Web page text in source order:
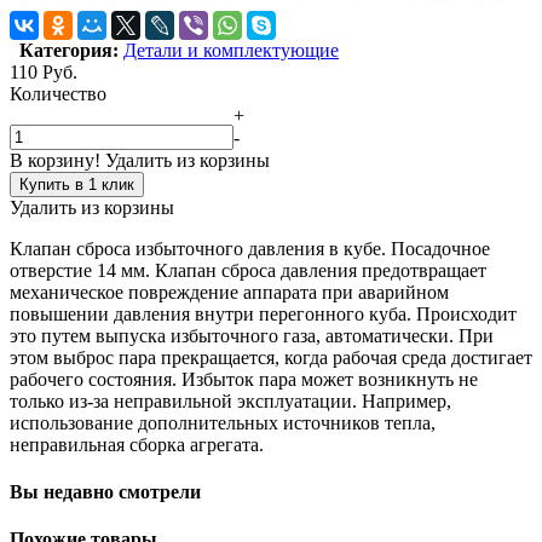
Категория: Детали и комплектующие
110 Руб.
Количество
+
-
В корзину! Удалить из корзины
Купить в 1 клик
Удалить из корзины
Клапан сброса избыточного давления в кубе. Посадочное
отверстие 14 мм. Клапан сброса давления предотвращает
механическое повреждение аппарата при аварийном
повышении давления внутри перегонного куба. Происходит
это путем выпуска избыточного газа, автоматически. При
этом выброс пара прекращается, когда рабочая среда достигает
рабочего состояния. Избыток пара может возникнуть не
только из-за неправильной эксплуатации. Например,
использование дополнительных источников тепла,
неправильная сборка агрегата.
Вы недавно смотрели